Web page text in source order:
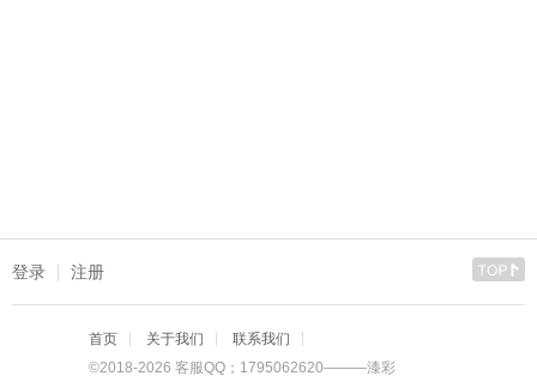
登录 注册
首页 关于我们
联系我们
©2018-2026 客服QQ；1795062620———漆彩